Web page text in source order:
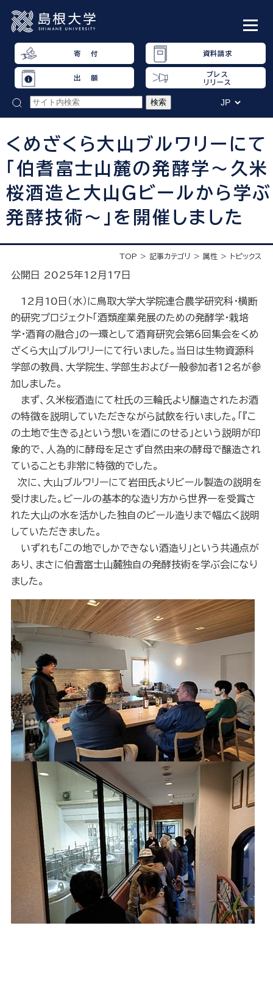
寄 付 資料請求
出 願
プレス
リリース
くめざくら大山ブルワリーにて
「伯耆富士山麓の発酵学～久米
桜酒造と大山Gビールから学ぶ
発酵技術～」を開催しました
TOP 記事カテゴリ 属性 トピックス
公開日 2025年12月17日
12月10日（水）に鳥取大学大学院連合農学研究科・横断
的研究プロジェクト「酒類産業発展のための発酵学・栽培
学・酒育の融合」の一環として酒育研究会第6回集会をくめ
ざくら大山ブルワリーにて行いました。当日は生物資源科
学部の教員、大学院生、学部生および一般参加者12名が参
加しました。
まず、久米桜酒造にて杜氏の三輪氏より醸造されたお酒
の特徴を説明していただきながら試飲を行いました。「『こ
の土地で生きる』という想いを酒にのせる」という説明が印
象的で、人為的に酵母を足さず自然由来の酵母で醸造され
ていることも非常に特徴的でした。
次に、大山ブルワリーにて岩田氏よりビール製造の説明を
受けました。ビールの基本的な造り方から世界一を受賞さ
れた大山の水を活かした独自のビール造りまで幅広く説明
していただきました。
いずれも「この地でしかできない酒造り」という共通点が
あり、まさに伯耆富士山麓独自の発酵技術を学ぶ会になり
ました。